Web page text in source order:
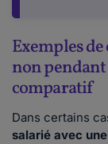
Exemples
non pendant
comparatif
Dans certains
salarié avec